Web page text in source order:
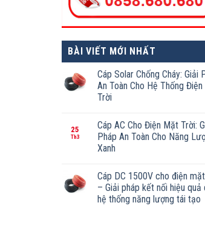
BÀI VIẾT MỚI NHẤT
Cáp Solar Chống Cháy: Giải
An Toàn Cho Hệ Thống
Trời
25
Th3
Cáp AC Cho Điện Mặt Trời:
Pháp An Toàn Cho Năng
Xanh
Cáp DC 1500V cho điện
– Giải pháp kết nối hiệu quả
hệ thống năng lượng tái tạo